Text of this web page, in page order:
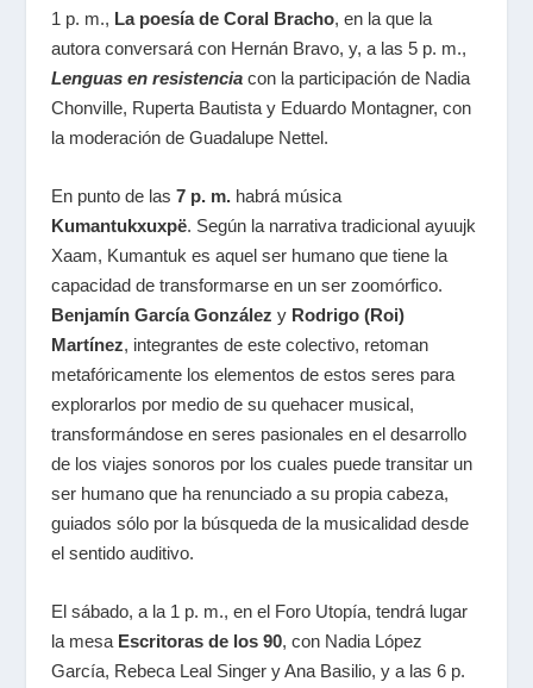
1 p. m., La poesía de Coral Bracho, en la que la
autora conversará con Hernán Bravo, y, a las 5 p. m.,
Lenguas en resistencia con la participación de Nadia
Chonville, Ruperta Bautista y Eduardo Montagner, con
la moderación de Guadalupe Nettel.
En punto de las 7 p. m. habrá música
Kumantukxuxpë. Según la narrativa tradicional ayuujk
Xaam, Kumantuk es aquel ser humano que tiene la
capacidad de transformarse en un ser zoomórfico.
Benjamín García González y Rodrigo (Roi)
Martínez, integrantes de este colectivo, retoman
metafóricamente los elementos de estos seres para
explorarlos por medio de su quehacer musical,
transformándose en seres pasionales en el desarrollo
de los viajes sonoros por los cuales puede transitar un
ser humano que ha renunciado a su propia cabeza,
guiados sólo por la búsqueda de la musicalidad desde
el sentido auditivo.
El sábado, a la 1 p. m., en el Foro Utopía, tendrá lugar
la mesa Escritoras de los 90, con Nadia López
García, Rebeca Leal Singer yAna Basilio, y a las 6 p.